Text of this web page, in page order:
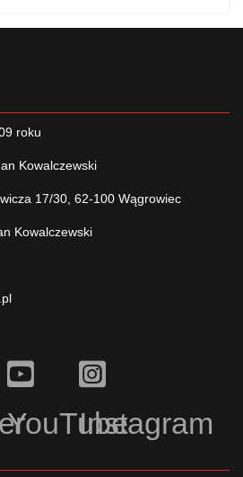
roku
Kowalczewski
17/30, 62-100 Wągrowiec
Kowalczewski
YouTubeInstagram